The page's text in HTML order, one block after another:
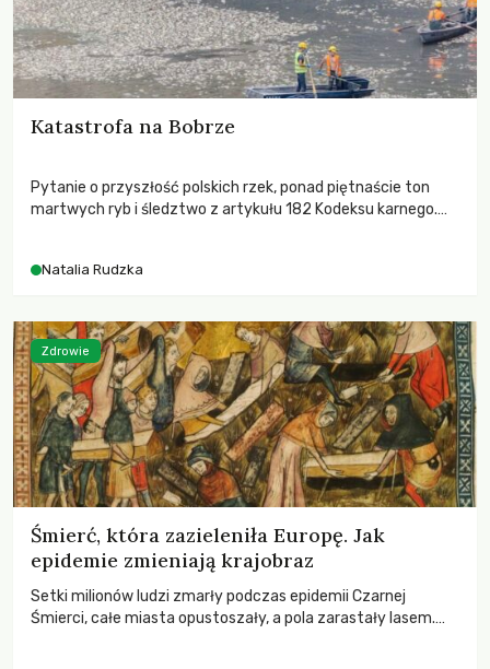
Katastrofa na Bobrze
Pytanie o przyszłość polskich rzek, ponad piętnaście ton
martwych ryb i śledztwo z artykułu 182 Kodeksu karnego.
zdarzeń prowadzących do biologicznej śmierci rzeki.
Natalia Rudzka
Śmierć, która zazieleniła Europę. Jak
epidemie zmieniają krajobraz
Setki milionów ludzi zmarły podczas epidemii Czarnej
Śmierci, całe miasta opustoszały, a pola zarastały lasem.
Zdrowie